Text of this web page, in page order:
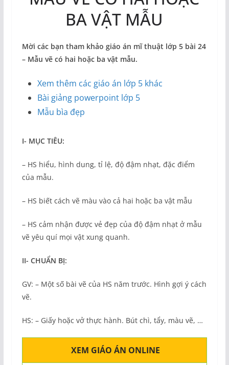
BA VẬT MẪU
Mời các bạn tham khảo giáo án mĩ thuật lớp 5 bài 24
– Mẫu vẽ có hai hoặc ba vật mẫu.
Xem thêm các giáo án lớp 5 khác
Bài giảng powerpoint lớp 5
Mẫu bìa đẹp
I- MỤC TIÊU:
– HS hiểu, hình dung, tỉ lệ, độ đậm nhạt, đặc điểm
của mẫu.
– HS biết cách vẽ màu vào cả hai hoặc ba vật mẫu
– HS cảm nhận được vẻ đẹp của độ đậm nhạt ở mẫu
vẽ yêu quí mọi vật xung quanh.
II- CHUẨN BỊ:
GV: – Một số bài vẽ của HS năm trước. Hình gợi ý cách
vẽ.
HS: – Giấy hoặc vở thực hành. Bút chì, tẩy, màu vẽ, …
XEM GIÁO ÁN ONLINE